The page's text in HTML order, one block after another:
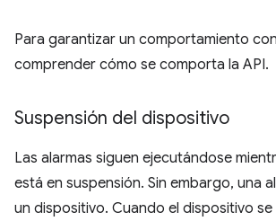
Para garantizar un comportamiento
comprender cómo se comporta la API.
Suspensión del dispositivo
Las alarmas siguen ejecutándose
está en suspensión. Sin embargo, una
un dispositivo. Cuando el dispositivo se